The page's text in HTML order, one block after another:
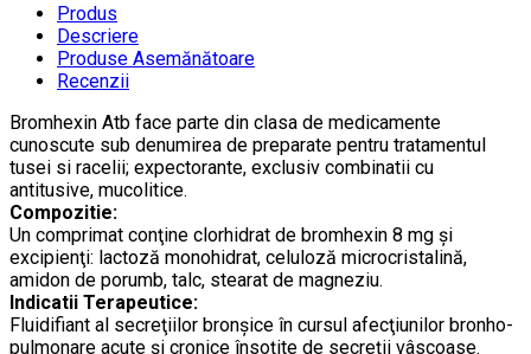
Produs
Descriere
Produse Asemănătoare
Recenzii
Bromhexin Atb face parte din clasa de medicamente
cunoscute sub denumirea de preparate pentru tratamentul
tusei si racelii; expectorante, exclusiv combinatii cu
antitusive, mucolitice.
Compozitie:
Un comprimat conţine clorhidrat de bromhexin 8 mg şi
excipienţi: lactoză monohidrat, celuloză microcristalină,
amidon de porumb, talc, stearat de magneziu.
Indicatii Terapeutice:
Fluidifiant al secreţiilor bronşice în cursul afecţiunilor bronho-
pulmonare acute şi cronice însoţite de secreţii vâscoase.